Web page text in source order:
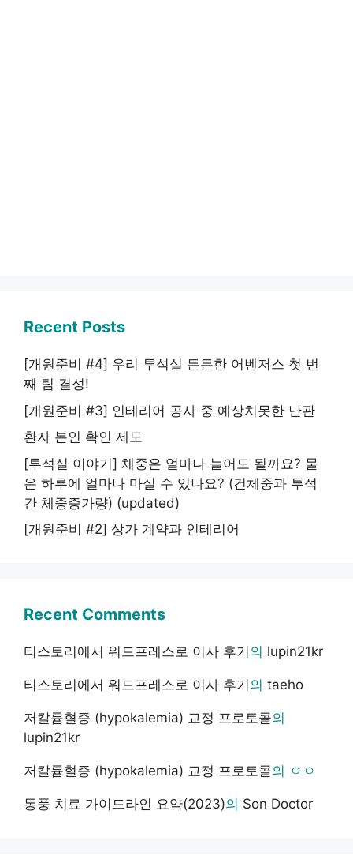
Recent Posts
[개원준비 #4] 우리 투석실 든든한 어벤저스 첫 번
째 팀 결성!
[개원준비 #3] 인테리어 공사 중 예상치못한 난관
환자 본인 확인 제도
[투석실 이야기] 체중은 얼마나 늘어도 될까요? 물
은 하루에 얼마나 마실 수 있나요? (건체중과 투석
간 체중증가량) (updated)
[개원준비 #2] 상가 계약과 인테리어
Recent Comments
티스토리에서 워드프레스로 이사 후기 의 lupin21kr
티스토리에서 워드프레스로 이사 후기 의 taeho
저칼륨혈증 (hypokalemia) 교정 프로토콜의
lupin21kr
저칼륨혈증 (hypokalemia) 교정 프로토콜의 ㅇㅇ
통풍 치료 가이드라인 요약(2023)의 Son Doctor